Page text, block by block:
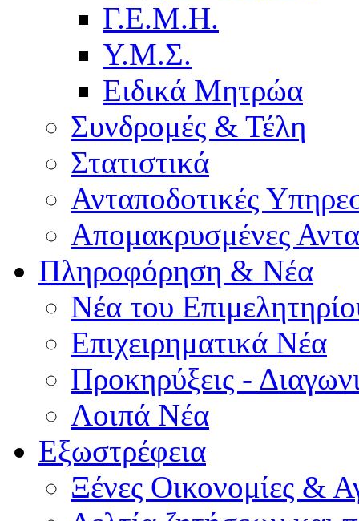
Γ.Ε.Μ.Η.
Υ.Μ.Σ.
Ειδικά Μητρώα
Συνδρομές & Τέλη
Στατιστικά
Ανταποδοτικές
Απομακρυσμένες
Πληροφόρηση & Νέα
Νέα του
Επιχειρηματικά Νέα
Προκηρύξεις -
Λοιπά Νέα
Εξωστρέφεια
Ξένες Οικονομίες &